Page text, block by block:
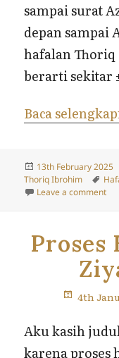
sampai surat
depan sampai
hafalan
berarti sekitar
Baca
Posted
on
13th February 2025
Thoriq Ibrohim
Leave a commenton
Proses
4th
Aku kasih
karena proses